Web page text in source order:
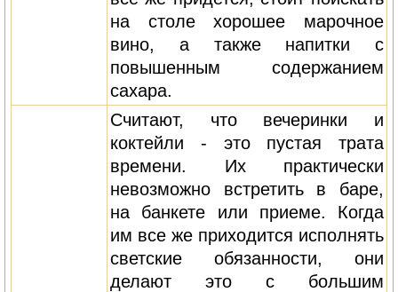
на столе хорошее марочное
вино, а также напитки с
повышенным содержанием
сахара.
Считают, что вечеринки и
коктейли - это пустая трата
времени. Их практически
невозможно встретить в баре,
на банкете или приеме. Когда
им все же приходится исполнять
светские обязанности, они
делают это с большим